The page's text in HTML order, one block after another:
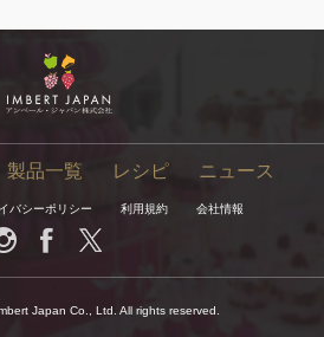
製品一覧 レシピ ニュース
バシーポリシー 利用規約 会社情報
Japan Co., Ltd. All rights reserved.